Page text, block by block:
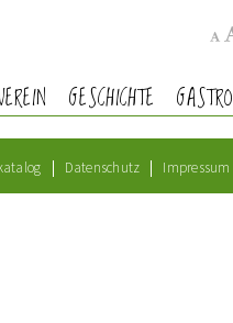
GESCHICHTE GASTRO
Datenschutz Impressum